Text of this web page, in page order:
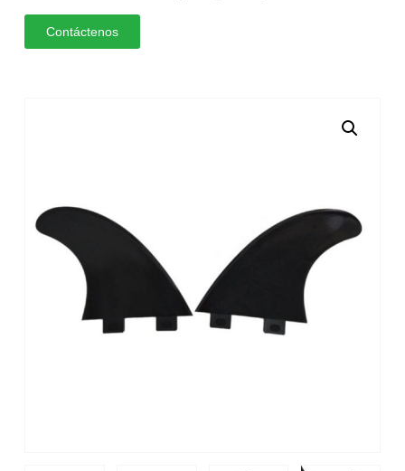
Contáctenos